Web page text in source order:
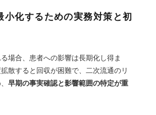
小化するための実務対策と初
場合、患者への影響は長期化し得ま
散すると回収が困難で、二次流通のリ
早期の事実確認と影響範囲の特定が重